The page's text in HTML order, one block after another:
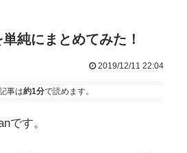
純にまとめてみた！
2019/12/11 22:04
事は約1分で読めます。
です。